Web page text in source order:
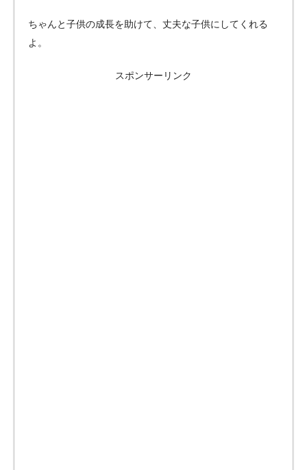
ちゃんと子供の成長を助けて、丈夫な子供にしてくれる
よ。
スポンサーリンク